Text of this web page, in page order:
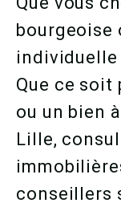
bourgeoise
individuelle
Que ce soit
ou un bien
Lille,
conseillers